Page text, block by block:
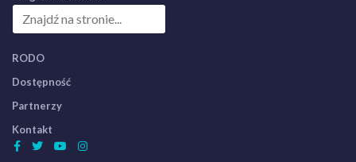
RODO
Dostępność
Partnerzy
Kontakt